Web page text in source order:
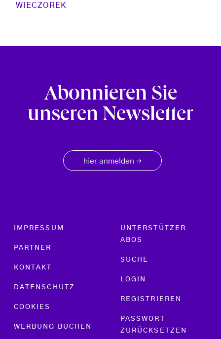
WIECZOREK
Abonnieren Sie
unseren Newsletter
hier anmelden →
Footer menu
IMPRESSUM
PARTNER
KONTAKT
DATENSCHUTZ
COOKIES
WERBUNG BUCHEN
UNTERSTÜTZER
ABOS
SUCHE
LOGIN
REGISTRIEREN
PASSWORT
ZURÜCKSETZEN